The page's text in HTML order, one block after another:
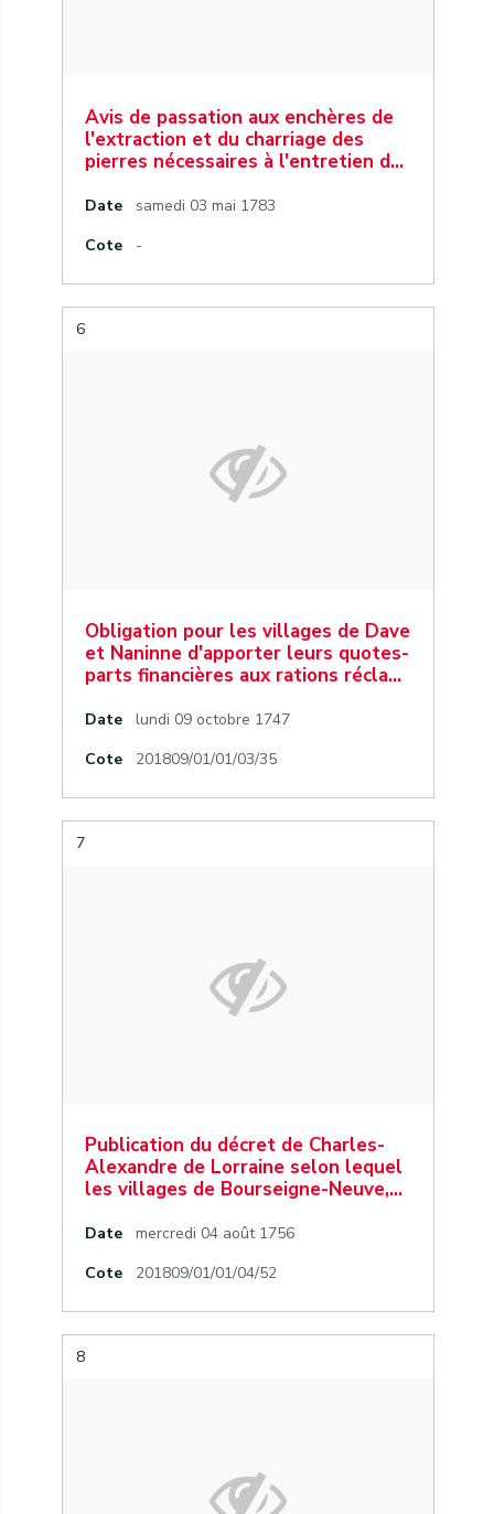
Avis de passation aux enchères de
l'extraction et du charriage des
pierres nécessaires à l'entretien d…
Date
samedi 03 mai 1783
Cote
-
6
Obligation pour les villages de Dave
et Naninne d'apporter leurs quotes-
parts financières aux rations récla…
Date
lundi 09 octobre 1747
Cote
201809/01/01/03/35
7
Publication du décret de Charles-
Alexandre de Lorraine selon lequel
les villages de Bourseigne-Neuve,…
Date
mercredi 04 août 1756
Cote
201809/01/01/04/52
8